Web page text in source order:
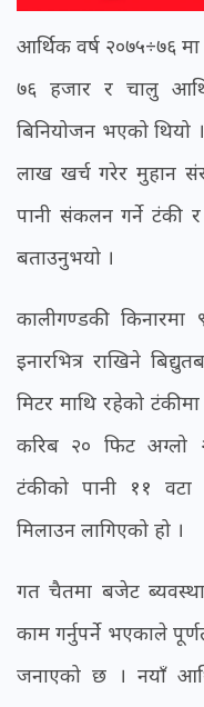
आर्थिक वर्ष २०७५÷७६
७६ हजार र चालु
बिनियोजन भएको थियो
लाख खर्च गरेर मुहान
पानी संकलन गर्ने टंकी र
बताउनुभयो ।
कालीगण्डकी किनारमा
इनारभित्र राखिने
मिटर माथि रहेको
करिब २० फिट अग्लो
टंकीको पानी ११ वटा
मिलाउन लागिएको हो ।
गत चैतमा बजेट
काम गर्नुपर्ने भएकाले
जनाएको छ । नयाँ